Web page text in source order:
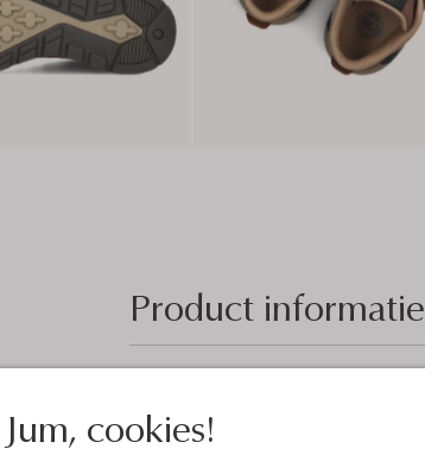
Jum, cookies!
Product informatie